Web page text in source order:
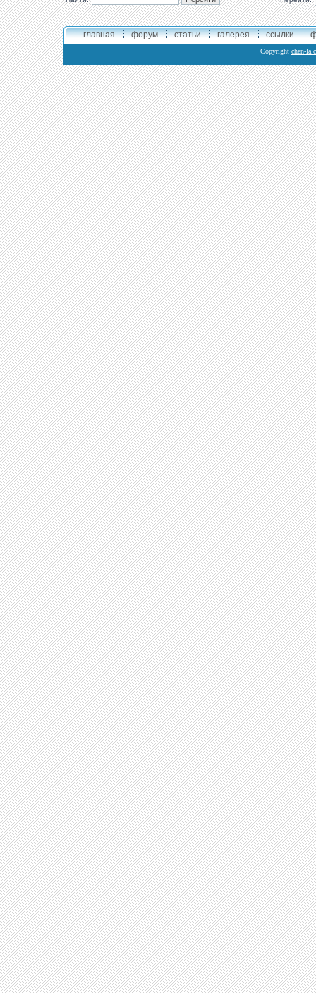
главная форум статьи галерея ссылки
Copyright chen-